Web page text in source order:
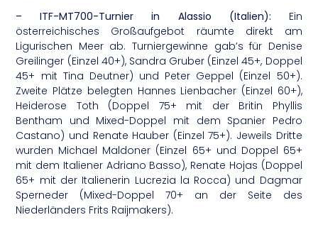
– ITF-MT700-Turnier in Alassio (Italien): Ein
österreichisches Großaufgebot räumte direkt am
Ligurischen Meer ab. Turniergewinne gab’s für Denise
Greilinger (Einzel 40+), Sandra Gruber (Einzel 45+, Doppel
45+ mit Tina Deutner) und Peter Geppel (Einzel 50+).
Zweite Plätze belegten Hannes Lienbacher (Einzel 60+),
Heiderose Toth (Doppel 75+ mit der Britin Phyllis
Bentham und Mixed-Doppel mit dem Spanier Pedro
Castano) und Renate Hauber (Einzel 75+). Jeweils Dritte
wurden Michael Maldoner (Einzel 65+ und Doppel 65+
mit dem Italiener Adriano Basso), Renate Hojas (Doppel
65+ mit der Italienerin Lucrezia la Rocca) und Dagmar
Sperneder (Mixed-Doppel 70+ an der Seite des
Niederländers Frits Raijmakers).